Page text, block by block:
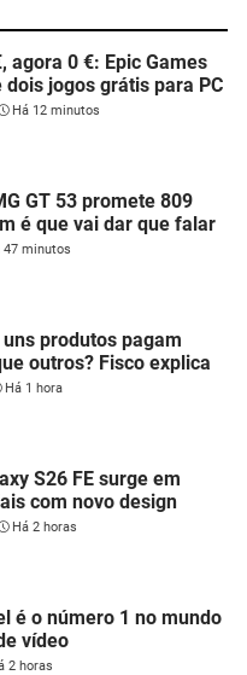
agora 0 €: Epic Games
jogos grátis para PC
Há 12 minutos
GT 53 promete 809
é que vai dar que falar
47 minutos
produtos pagam
outros? Fisco explica
Há 1 hora
S26 FE surge em
com novo design
Há 2 horas
é o número 1 no mundo
vídeo
2 horas